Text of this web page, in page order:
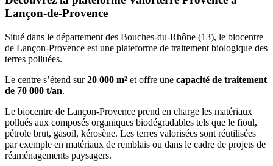
Lançon-de-Provence
Situé dans le département des Bouches-du-Rhône (13), le biocentre
de Lançon-Provence est une plateforme de traitement biologique des
terres polluées.
Le centre s’étend sur20 000 m² et offre une capacité de traitement
de 70 000 t/an.
Le biocentre de Lançon-Provence prend en charge les matériaux
pollués aux composés organiques biodégradables tels que le fioul,
pétrole brut, gasoil, kérosène. Les terres valorisées sont réutilisées
par exemple en matériaux de remblais ou dans le cadre de projets de
réaménagements paysagers.